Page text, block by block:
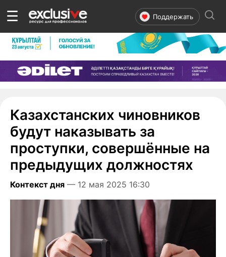
☰ Поддержать
Казахстанских чиновников
будут наказывать за
проступки, совершённые на
предыдущих должностях
Контекст дня — 12 мая 2025 16:30